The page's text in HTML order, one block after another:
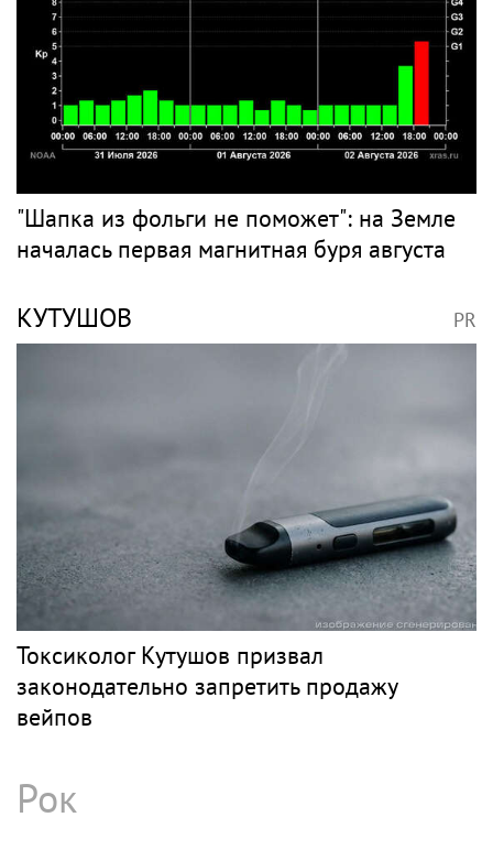
"Шапка из фольги не поможет": на Земле
началась первая магнитная буря августа
КУТУШОВ PR
Токсиколог Кутушов призвал
законодательно запретить продажу
вейпов
Рок